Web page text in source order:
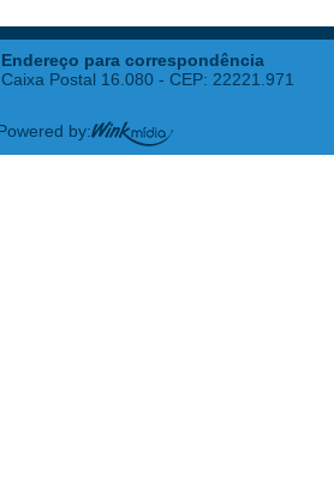
Endereço para correspondência
Caixa Postal 16.080 - CEP: 22221.971
by: